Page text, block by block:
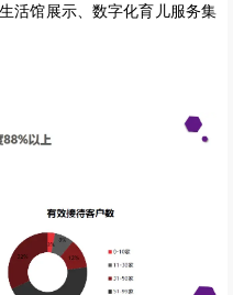
活馆展示、数字化育儿服务集